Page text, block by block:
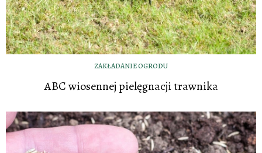
ZAKŁADANIE OGRODU
ABC wiosennej pielęgnacji trawnika